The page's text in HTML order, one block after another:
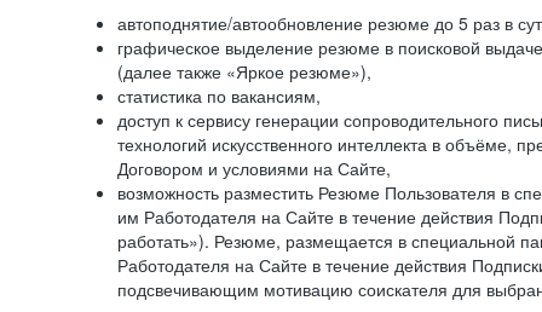
автоподнятие/автообновление резюме до 5 раз в
графическое выделение резюме в поисковой
(далее также «Яркое резюме»),
статистика по вакансиям,
доступ к сервису генерации сопроводительного
технологий искусственного интеллекта в объёме,
Договором и условиями на Сайте,
возможность разместить Резюме Пользователя в
им Работодателя на Сайте в течение действия
работать»). Резюме, размещается в специальной
Работодателя на Сайте в течение действия
подсвечивающим мотивацию соискателя для